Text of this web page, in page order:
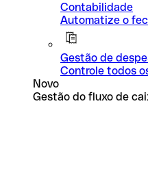
Contabilidade
Automatize o
Gestão de
Controle todos
Novo
Gestão do fluxo de